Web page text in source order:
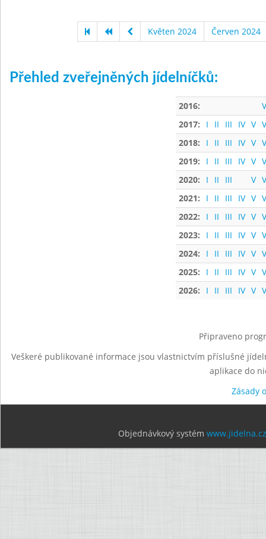
Květen 2024 Červen 2024
Přehled zveřejněných jídelníčků:
2016:
2017:
I II III IV V
2018:
I II III IV V
2019:
I II III IV V
2020:
I II III V
2021:
I II III IV V
2022:
I II III IV V
2023:
I II III IV V
2024:
I II III IV V
2025:
I II III IV V
2026:
I II III IV V
Připraveno
Veškeré publikované informace jsou vlastnictvím příslušné
aplikace do
Zásady
Objednávkový systém www.jidelna.cz